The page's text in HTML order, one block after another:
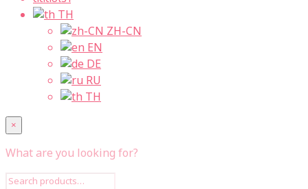
TH
ZH-CN
EN
DE
RU
TH
×
What are you looking for?